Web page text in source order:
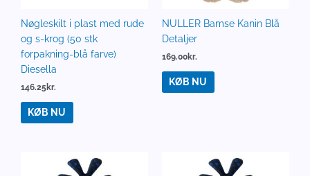
Nøgleskilt i plast med rude
og s-krog (50 stk
forpakning-blå farve)
Diesella
146.25kr.
KØB NU
NULLER Bamse Kanin Blå
Detaljer
169.00kr.
KØB NU